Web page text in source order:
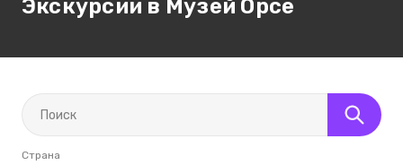
Экскурсии в Музей Орсе
Страна